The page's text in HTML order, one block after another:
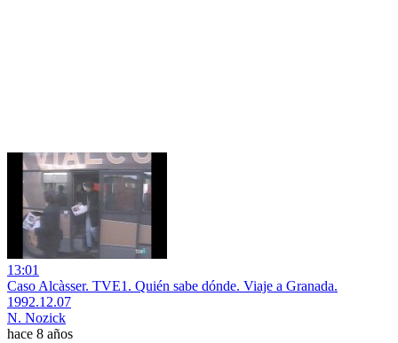
13:01
Caso Alcàsser. TVE1. Quién sabe dónde. Viaje a Granada.
1992.12.07
N. Nozick
hace 8 años